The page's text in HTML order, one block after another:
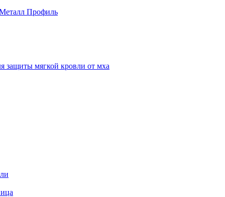
Профиль
защиты мягкой кровли от мха